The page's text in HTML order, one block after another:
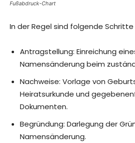
Fußabdruck-Chart
In der Regel sind folgende
Antragstellung: Einreichung
Namensänderung beim
Nachweise: Vorlage von
Heiratsurkunde und
Dokumenten.
Begründung: Darlegung der
Namensänderung.